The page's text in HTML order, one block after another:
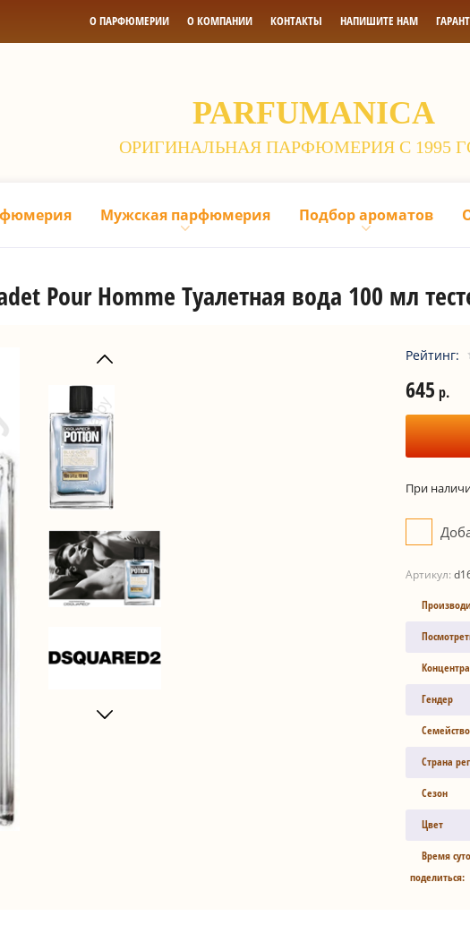
О ПАРФЮМЕРИИ О КОМПАНИИ КОНТАКТЫ НАПИШИТЕ НАМ
PARFUMANICA
ОРИГИНАЛЬНАЯ ПАРФЮМЕРИЯ С 1995
Мужская парфюмерия Подбор ароматов
Pour Homme Туалетная вода 100 мл
Рейтинг:
645 р.
При
Артикул:
Гендер
Семейство
Страна
Сезон
Цвет
Время
поделиться: